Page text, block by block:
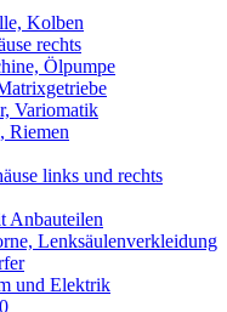
Kolben
rechts
Ölpumpe
Variomatik
Riemen
links und rechts
Anbauteilen
Lenksäulenverkleidung
und Elektrik